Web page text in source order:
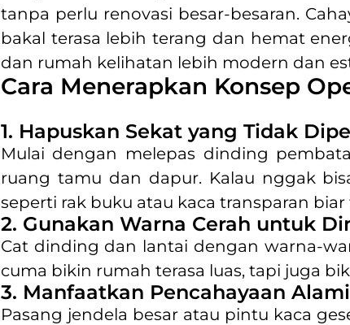
tanpa perlu renovasi besar-besaran.
bakal terasa lebih terang dan hemat
dan rumah kelihatan lebih modern dan
Cara Menerapkan Konsep
1. Hapuskan Sekat yang Tidak
Mulai dengan melepas dinding
ruang tamu dan dapur. Kalau nggak
seperti rak buku atau kaca transparan biar
2. Gunakan Warna Cerah untuk
Cat dinding dan lantai dengan warna-
cuma bikin rumah terasa luas, tapi juga
3. Manfaatkan Pencahayaan Alami
Pasang jendela besar atau pintu kaca